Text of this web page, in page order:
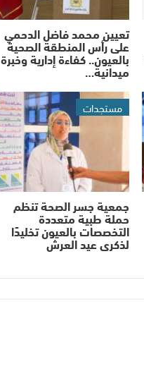
تعيين محمد فاضل الدحمي
على رأس المنطقة الصحية
بالعيون.. كفاءة إدارية وخبرة
ميدانية…
مستجدات
جمعية جسر الصحة تنظم
حملة طبية متعددة
التخصصات بالعيون تخليدًا
لذكرى عيد العرش